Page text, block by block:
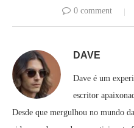
0 comment
DAVE
Dave é um
escritor
Desde que mergulhou no mundo